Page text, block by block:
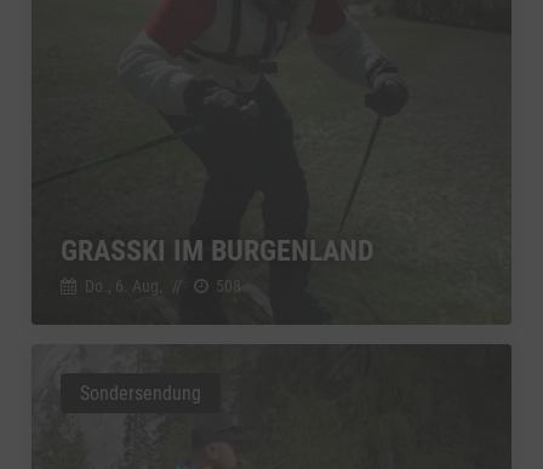
GRASSKI IM BURGENLAND
Do., 6. Aug. // 508
Sondersendung